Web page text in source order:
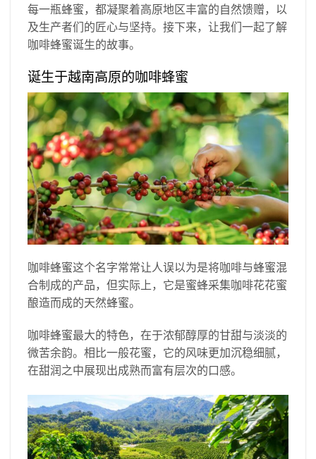
每一瓶蜂蜜，都凝聚着高原地区丰富的自然馈赠，以
及生产者们的匠心与坚持。接下来，让我们一起了解
咖啡蜂蜜诞生的故事。
诞生于越南高原的咖啡蜂蜜
咖啡蜂蜜这个名字常常让人误以为是将咖啡与蜂蜜混
合制成的产品，但实际上，它是蜜蜂采集咖啡花花蜜
酿造而成的天然蜂蜜。
咖啡蜂蜜最大的特色，在于浓郁醇厚的甘甜与淡淡的
微苦余韵。相比一般花蜜，它的风味更加沉稳细腻，
在甜润之中展现出成熟而富有层次的口感。